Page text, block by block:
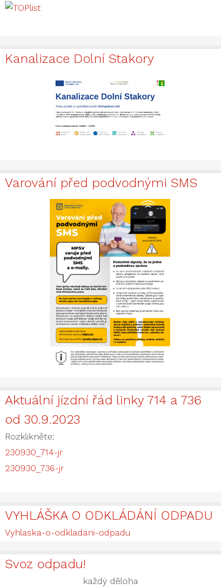
Kanalizace Dolní Stakory
Varování před podvodnými SMS
Aktuální jízdní řád linky 714 a 736
od 30.9.2023
Rozklikněte:
230930_714-jr
230930_736-jr
VYHLÁŠKA O ODKLÁDÁNÍ ODPADU
Vyhlaska-o-odkladani-odpadu
Svoz odpadu!
každý děloha